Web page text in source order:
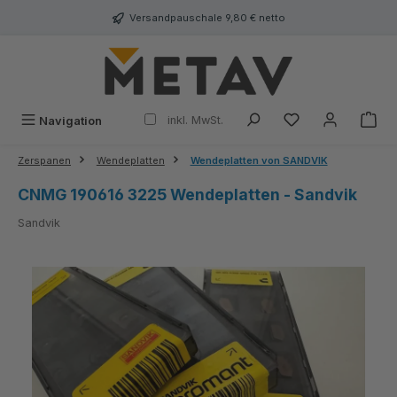
Versandpauschale 9,80 € netto
Navigation inkl. MwSt.
Zerspanen Wendeplatten Wendeplatten von SANDVIK
CNMG 190616 3225 Wendeplatten - Sandvik
Sandvik
Bildergalerie überspringen